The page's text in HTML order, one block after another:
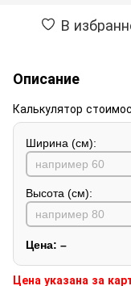
В
Описание
Калькулятор
Ширина (см):
Высота (см):
Цена: –
Цена указана за